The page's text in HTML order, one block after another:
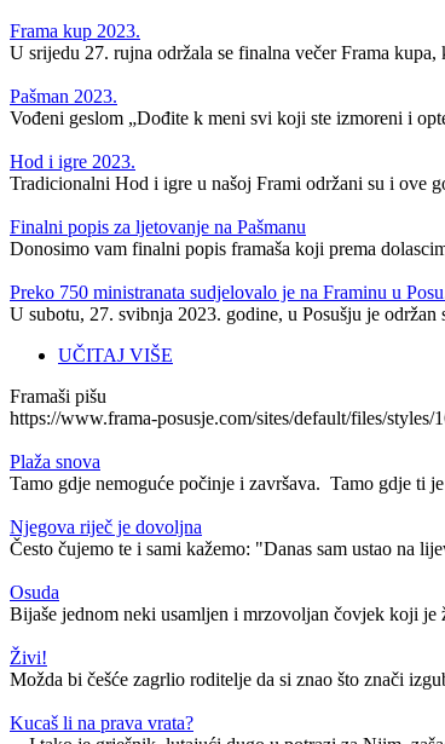
Frama kup 2023.
U srijedu 27. rujna održala se finalna večer Frama
Pašman 2023.
Vođeni geslom „Dođite k meni svi koji ste izmoreni i
Hod i igre 2023.
Tradicionalni Hod i igre u našoj Frami održani su i ove
Finalni popis za ljetovanje na Pašmanu
Donosimo vam finalni popis framaša koji prema
Preko 750 ministranata sudjelovalo je na Framinu u
U subotu, 27. svibnja 2023. godine, u Posušju je
UČITAJ VIŠE
Framaši pišu
https://www.frama-posusje.com/sites/default/files/
Plaža snova
Tamo gdje nemoguće počinje i završava. Tamo gdje ti
Njegova riječ je dovoljna
Često čujemo te i sami kažemo: "Danas sam ustao na
Osuda
Bijaše jednom neki usamljen i mrzovoljan čovjek koji
Živi!
Možda bi češće zagrlio roditelje da si znao što znači
Kucaš li na prava vrata?